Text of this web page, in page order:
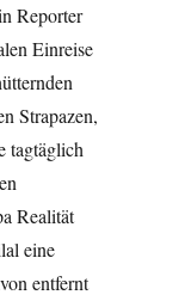
Reporter
Einreise
Strapazen,
tagtäglich
Realität
eine
entfernt